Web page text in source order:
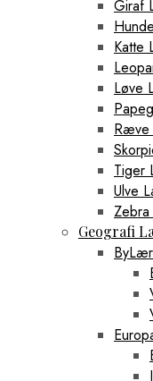
Giraf
Katte
Løve
Ræve
Tiger
Ulve
Geografi